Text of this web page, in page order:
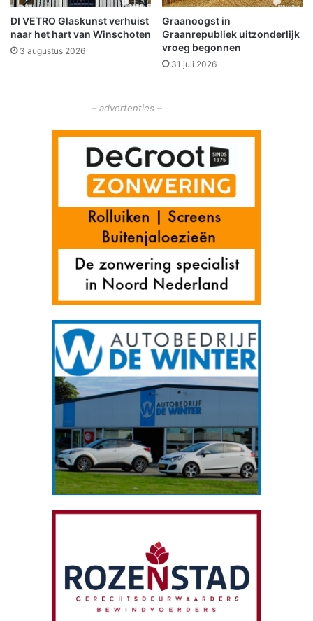
n
a
a
l
w
DI VETRO Glaskunst verhuist
naar het hart van Winschoten
3 augustus 2026
Graanoogst in
Graanrepubliek uitzonderlijk
vroeg begonnen
31 juli 2026
– advertenties –